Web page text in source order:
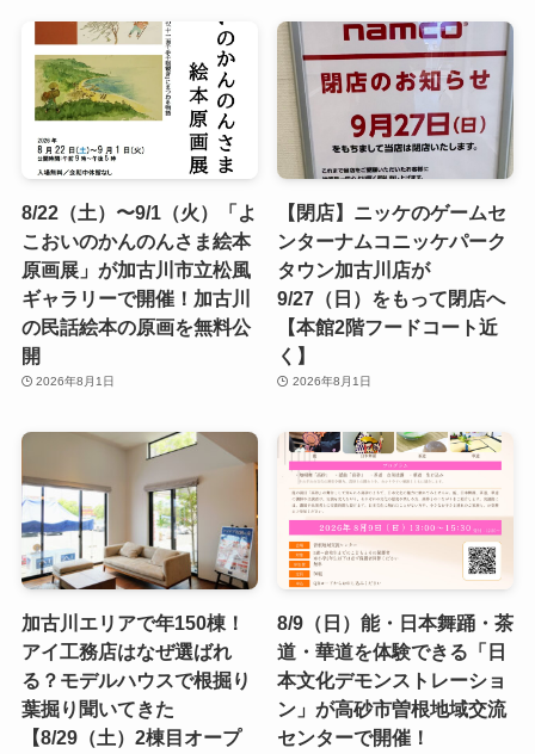
8/22（土）〜9/1（火）「よ
こおいのかんのんさま絵本
原画展」が加古川市立松風
ギャラリーで開催！加古川
の民話絵本の原画を無料公
開
2026年8月1日
【閉店】ニッケのゲームセ
ンターナムコニッケパーク
タウン加古川店が
9/27（日）をもって閉店へ
【本館2階フードコート近
く】
2026年8月1日
加古川エリアで年150棟！
アイ工務店はなぜ選ばれ
る？モデルハウスで根掘り
葉掘り聞いてきた
【8/29（土）2棟目オープ
8/9（日）能・日本舞踊・茶
道・華道を体験できる「日
本文化デモンストレーショ
ン」が高砂市曽根地域交流
センターで開催！